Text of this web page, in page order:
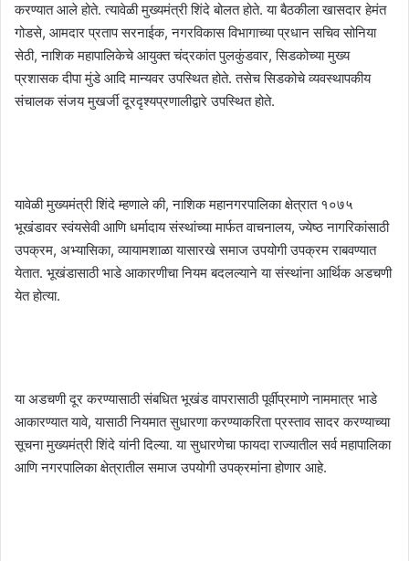
करण्यात आले होते. त्यावेळी मुख्यमंत्री शिंदे बोलत होते. या बैठकीला खासदार हेमंत
गोडसे, आमदार प्रताप सरनाईक, नगरविकास विभागाच्या प्रधान सचिव सोनिया
सेठी, नाशिक महापालिकेचे आयुक्त चंद्रकांत पुलकुंडवार, सिडकोच्या मुख्य
प्रशासक दीपा मुंडे आदि मान्यवर उपस्थित होते. तसेच सिडकोचे व्यवस्थापकीय
संचालक संजय मुखर्जी दूरदृश्यप्रणालीद्वारे उपस्थित होते.
यावेळी मुख्यमंत्री शिंदे म्हणाले की, नाशिक महानगरपालिका क्षेत्रात १०७५
भूखंडावर स्वंयसेवी आणि धर्मादाय संस्थांच्या मार्फत वाचनालय, ज्येष्ठ नागरिकांसाठी
उपक्रम, अभ्यासिका, व्यायामशाळा यासारखे समाज उपयोगी उपक्रम राबवण्यात
येतात. भूखंडासाठी भाडे आकारणीचा नियम बदलल्याने या संस्थांना आर्थिक अडचणी
येत होत्या.
या अडचणी दूर करण्यासाठी संबधित भूखंड वापरासाठी पूर्वीप्रमाणे नाममात्र भाडे
आकारण्यात यावे, यासाठी नियमात सुधारणा करण्याकरिता प्रस्ताव सादर करण्याच्या
सूचना मुख्यमंत्री शिंदे यांनी दिल्या. या सुधारणेचा फायदा राज्यातील सर्व महापालिका
आणि नगरपालिका क्षेत्रातील समाज उपयोगी उपक्रमांना होणार आहे.